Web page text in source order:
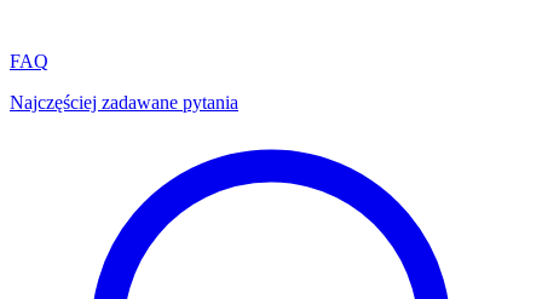
FAQ
Najczęściej zadawane pytania